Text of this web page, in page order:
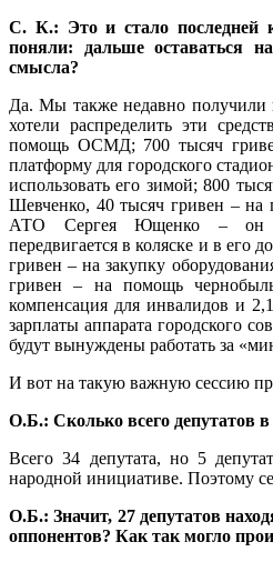
С. К.: Это и стало последней
поняли: дальше оставаться
смысла?
Да. Мы также недавно получили
хотели распределить эти
помощь ОСМД; 700 тысяч
платформу для городского
использовать его зимой; 800
Шевченко, 40 тысяч гривен –
АТО Сергея Ющенко – он
передвигается в коляске и в его
гривен – на закупку
гривен – на помощь
компенсация для инвалидов и
зарплаты аппарата городского
будут вынуждены работать за
И вот на такую важную сессию
О.Б.: Сколько всего депутатов в
Всего 34 депутата, но 5
народной инициативе. Поэтому
О.Б.: Значит, 27 депутатов
оппонентов? Как так могло